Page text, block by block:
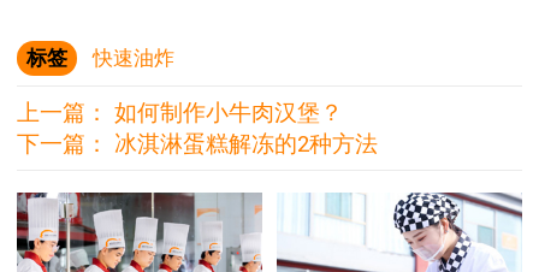
标签 快速油炸
上一篇： 如何制作小牛肉汉堡？
下一篇： 冰淇淋蛋糕解冻的2种方法